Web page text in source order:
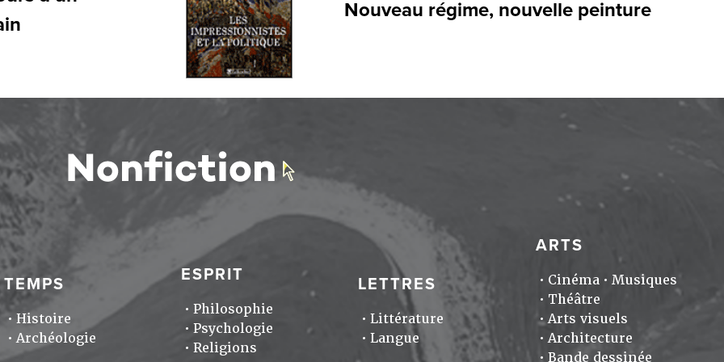
Nouveau régime, nouvelle peinture
TEMPS
Histoire
Archéologie
ESPRIT
Philosophie
Psychologie
Religions
LETTRES
Littérature
Langue
ARTS
Cinéma
Musiques
Théâtre
Arts visuels
Architecture
Bande dessinée